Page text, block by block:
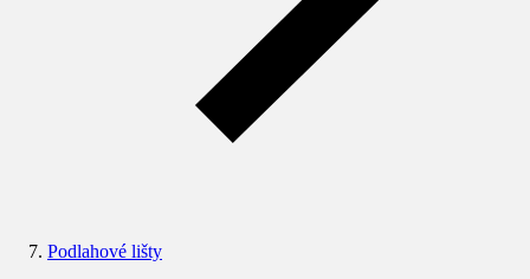
Podlahové lišty